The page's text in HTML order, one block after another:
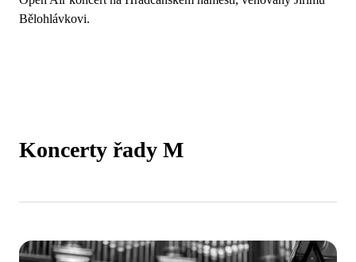
Bělohlávkovi.
Koncerty řady M